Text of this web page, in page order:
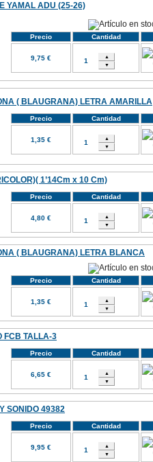
YAMAL ADU (25-26)
Precio Cantidad
9,75 €
( BLAUGRANA) LETRA AMARILLA
Precio Cantidad
1,35 €
1’14Cm x 10 Cm)
Precio Cantidad
4,80 €
( BLAUGRANA) LETRA BLANCA
Precio Cantidad
1,35 €
FCB TALLA-3
Precio Cantidad
6,65 €
SONIDO 49382
Precio Cantidad
9,95 €